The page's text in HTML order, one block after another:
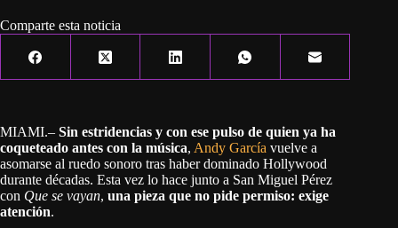
Comparte esta noticia
MIAMI.– Sin estridencias y con ese pulso de quien ya ha
coqueteado antes con la música, Andy García vuelve a
asomarse al ruedo sonoro tras haber dominado Hollywood
durante décadas. Esta vez lo hace junto a San Miguel Pérez
con Que se vayan, una pieza que no pide permiso: exige
atención.